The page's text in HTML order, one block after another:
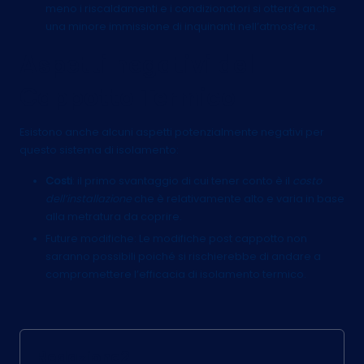
meno i riscaldamenti e i condizionatori si otterrà anche
una minore immissione di inquinanti nell’atmosfera.
Esistono anche alcuni aspetti potenzialmente negativi per
questo sistema di isolamento:
: il primo svantaggio di cui tener conto è il
che è relativamente alto e varia in base
alla metratura da coprire.
Future modifiche: Le modifiche post cappotto non
saranno possibili poiché si rischierebbe di andare a
compromettere l’efficacia di isolamento termico.